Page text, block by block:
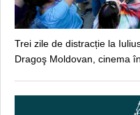
Trei zile de distracție la
Dragoş Moldovan, cinema